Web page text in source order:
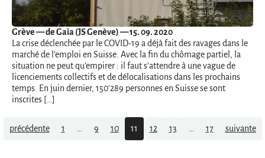
Grève— de Gaia (JS Genève) — 15. 09. 2020
La crise déclenchée par le COVID-19 a déjà fait des ravages dans le
marché de l’emploi en Suisse. Avec la fin du chômage partiel, la
situation ne peut qu’empirer : il faut s’attendre à une vague de
licenciements collectifs et de délocalisations dans les prochains
temps. En juin dernier, 150’289 personnes en Suisse se sont
inscrites […]
Navigation
précédente 1 9 10 11 12 13 17 suivante